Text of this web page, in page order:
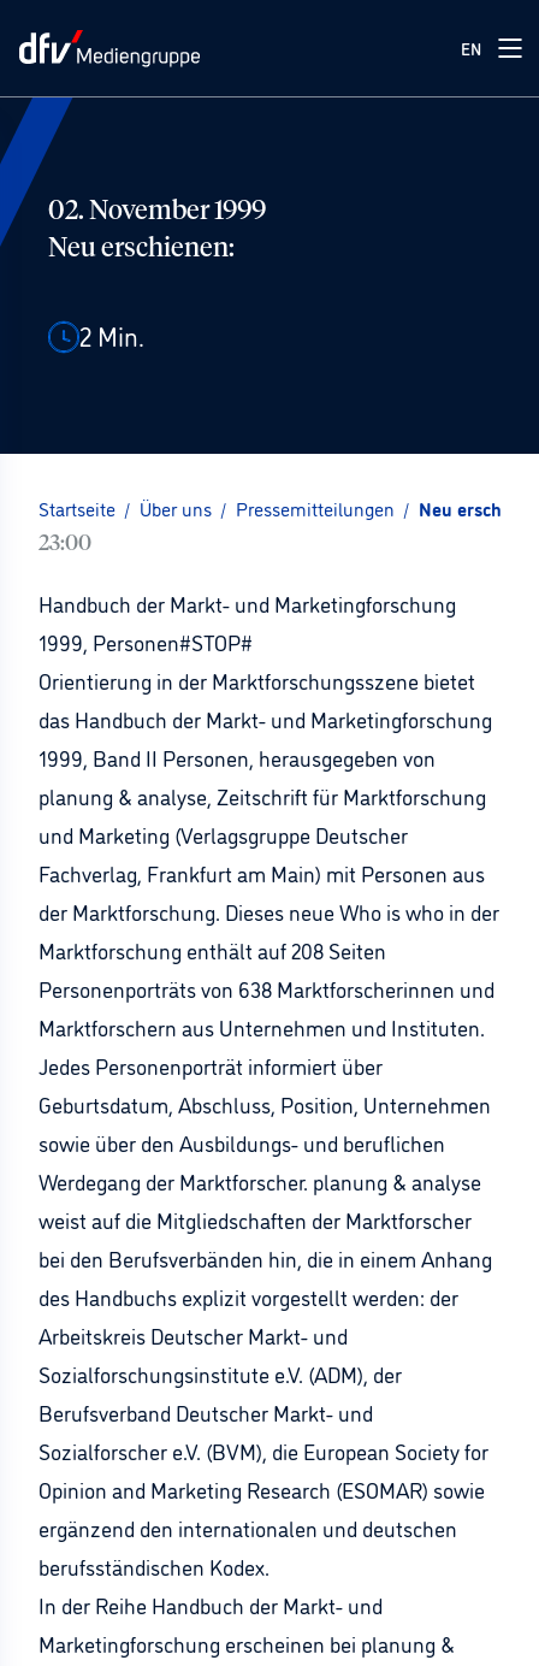
EN
02. November 1999
Neu erschienen:
2 Min.
Startseite / Über uns / Pressemitteilungen / Neu
23:00
Handbuch der Markt- und Marketingforschung
1999, Personen#STOP#
Orientierung in der Marktforschungsszene bietet
das Handbuch der Markt- und Marketingforschung
1999, Band II Personen, herausgegeben von
planung & analyse, Zeitschrift für Marktforschung
und Marketing (Verlagsgruppe Deutscher
Fachverlag, Frankfurt am Main) mit Personen aus
der Marktforschung. Dieses neue Who is who in der
Marktforschung enthält auf 208 Seiten
Personenporträts von 638 Marktforscherinnen und
Marktforschern aus Unternehmen und Instituten.
Jedes Personenporträt informiert über
Geburtsdatum, Abschluss, Position, Unternehmen
sowie über den Ausbildungs- und beruflichen
Werdegang der Marktforscher. planung & analyse
weist auf die Mitgliedschaften der Marktforscher
bei den Berufsverbänden hin, die in einem Anhang
des Handbuchs explizit vorgestellt werden: der
Arbeitskreis Deutscher Markt- und
Sozialforschungsinstitute e.V. (ADM), der
Berufsverband Deutscher Markt- und
Sozialforscher e.V. (BVM), die European Society for
Opinion and Marketing Research (ESOMAR) sowie
ergänzend den internationalen und deutschen
berufsständischen Kodex.
In der Reihe Handbuch der Markt- und
Marketingforschung erscheinen bei planung &